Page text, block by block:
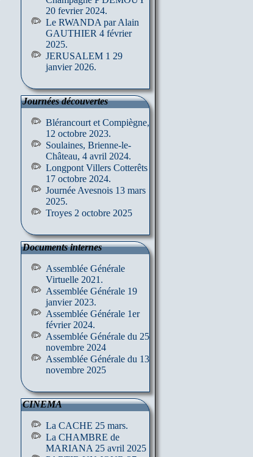
20 fevrier 2024.
Le RWANDA par Alain
GAUTHIER 4 février
2025.
JERUSALEM 1 29
janvier 2026.
Journées découvertes
Blérancourt et Compiègne,
12 octobre 2023.
Soulaines, Brienne-le-
Château, 4 avril 2024.
Longpont Villers Cotterêts
17 octobre 2024.
Journée Avesnois 13 mars
2025.
Troyes 2 octobre 2025
Documents internes
Assemblée Générale
Virtuelle 2021.
Assemblée Générale 19
janvier 2023.
Assemblée Générale 1er
février 2024.
Assemblée Générale du 25
novembre 2024
Assemblée Générale du 13
novembre 2025
CINEMA
La CACHE 25 mars.
La CHAMBRE de
MARIANA 25 avril 2025